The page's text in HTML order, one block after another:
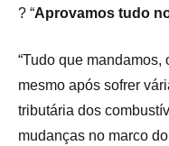
?️ “Aprovamos tudo
“Tudo que mandamos,
mesmo após sofrer
tributária dos
mudanças no marco